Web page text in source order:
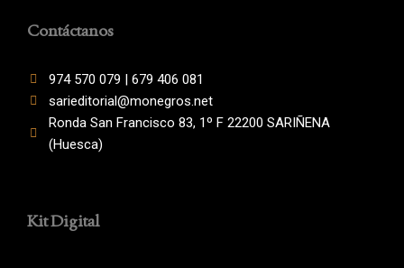
Contáctanos
974 570 079 | 679 406 081
sarieditorial@monegros.net
Ronda San Francisco 83, 1º F 22200 SARIÑENA
(Huesca)
Kit Digital